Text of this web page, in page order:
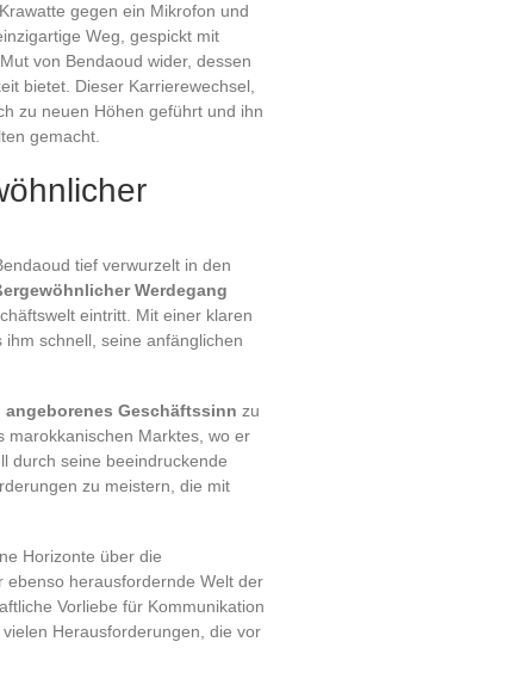
gegen ein Mikrofon und
Weg, gespickt mit
von Bendaoud wider, dessen
bietet. Dieser Karrierewechsel,
zu neuen Höhen geführt und ihn
gemacht.
tief verwurzelt in den
Werdegang
eintritt. Mit einer klaren
schnell, seine anfänglichen
angeborenes Geschäftssinn zu
marokkanischen Marktes, wo er
durch seine beeindruckende
zu meistern, die mit
Horizonte über die
herausfordernde Welt der
Vorliebe für Kommunikation
Herausforderungen, die vor